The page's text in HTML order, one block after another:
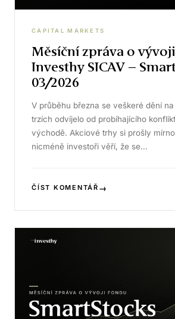
CAPITAL MARKETS
Měsíční zpráva o
Investhy SICAV –
03/2026
V průběhu března se veškeré dění
trzích odvíjelo od probíhajícího
východě. Akciové trhy si prošly
nicméně investoři věří, že se…
ČÍST KOMENTÁŘ →